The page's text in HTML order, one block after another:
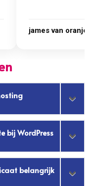
Marcel
bij WordPress
belangrijk